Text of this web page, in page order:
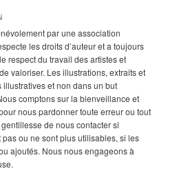
par une association
les droits d’auteur et a toujours
respect du travail des artistes et
valoriser. Les illustrations, extraits et
et non dans un but
comptons sur la bienveillance et
nous pardonner toute erreur ou tout
de nous contacter si
ou ne sont plus utilisables, si les
ajoutés. Nous nous engageons à